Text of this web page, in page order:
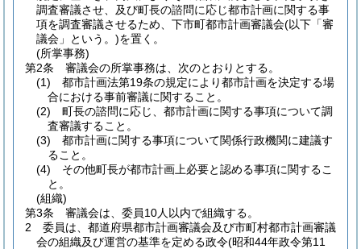
調査審議させ、及び町長の諮問に応じ都市計画に関する事
項を調査審議させるため、下市町都市計画審議会(以下「審
議会」という。)を置く。
(所掌事務)
第2条
審議会の所掌事務は、次のとおりとする。
(1)
都市計画法第19条の規定により都市計画を決定する場
合における事前審議に関すること。
(2)
町長の諮問に応じ、都市計画に関する事項について調
査審議すること。
(3)
都市計画に関する事項について関係行政機関に建議す
ること。
(4)
その他町長が都市計画上必要と認める事項に関するこ
と。
(組織)
第3条
審議会は、委員10人以内で組織する。
2
委員は、都道府県都市計画審議会及び市町村都市計画審議
会の組織及び運営の基準を定める政令(昭和44年政令第11